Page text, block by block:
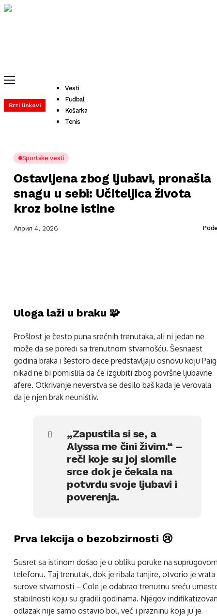
Brzi linkovi
Vesti
Fudbal
Košarka
Tenis
Sportske vesti
Ostavljena zbog ljubavi, pronašla
snagu u sebi: Učiteljica života
kroz bolne istine
Април 4, 2026
Uloga laži u braku 🧩
Prošlost je često puna srećnih trenutaka, ali ni jedan ne
može da se poredi sa trenutnom stvarnošću. Šesnaest
godina braka i šestoro dece predstavljaju osnovu koju
nikad ne bi pomislila da će izgubiti zbog površne ljubavne
afere. Otkrivanje neverstva se desilo baš kada je verovala
da je njen brak neuništiv.
„Zapustila si se, a
Alyssa me čini živim.“ –
reči koje su joj slomile
srce dok je čekala na
potvrdu svoje ljubavi i
poverenja.
Prva lekcija o bezobzirnosti 😢
Susret sa istinom došao je u obliku poruke na
telefonu. Taj trenutak, dok je ribala tanjire, otvorio je vrata
surove stvarnosti – Cole je odabrao trenutnu sreću
stabilnosti koju su gradili godinama. Njegov
odlazak nije samo ostavio bol, već i prazninu koja ju je